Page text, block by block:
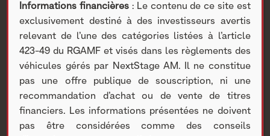
Guillaume David,
Président du Groupe
Solstyce
Nextstage AM>Actualités Nextstage AM> Publications
Actus > [VIDEO] : Paroles d’Entrepreneurs, Guillaume
Informations financières : Le contenu de ce site est
exclusivement destiné à des investisseurs avertis
relevant de l’une des catégories listées à l’article
423-49 du RGAMF et visés dans les règlements des
véhicules gérés par NextStage AM. Il ne constitue
pas une offre publique de souscription, ni une
recommandation d’achat ou de vente de titres
financiers. Les informations présentées ne doivent
pas être considérées comme des conseils